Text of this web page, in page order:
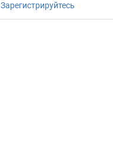
Зарегистрируйтесь